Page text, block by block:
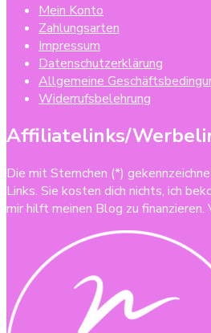
Mein Konto
Zahlungsarten
Impressum
Datenschutzerklärung
Allgemeine
Widerrufsbelehrung
Affiliatelinks/
Die mit Sternchen (*)
Links. Sie kosten dich nichts, ich
mir hilft meinen Blog zu finanzieren.